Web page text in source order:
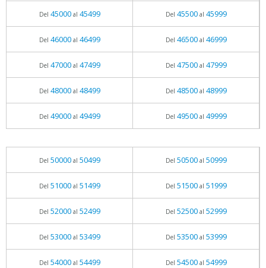
Del 45000al 45499 Del 45500al 45999
Del 46000al 46499 Del 46500al 46999
Del 47000al 47499 Del 47500al 47999
Del 48000al 48499 Del 48500al 48999
Del 49000al 49499 Del 49500al 49999
Del 50000al 50499 Del 50500al 50999
Del 51000al 51499 Del 51500al 51999
Del 52000al 52499 Del 52500al 52999
Del 53000al 53499 Del 53500al 53999
Del 54000al 54499 Del 54500al 54999